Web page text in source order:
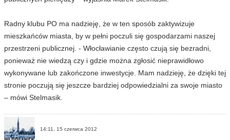
Radny klubu PO ma nadzieję, że w ten sposób zaktywizuje
mieszkańców miasta, by w pełni poczuli się gospodarzami naszej
przestrzeni publicznej. - Włocławianie często czują się bezradni,
ponieważ nie wiedzą czy i gdzie można zgłosić nieprawidłowo
wykonywane lub zakończone inwestycje. Mam nadzieję, że dzięki tej
stronie poczują się jeszcze bardziej odpowiedzialni za swoje miasto
– mówi Stelmasik.
14:11, 15 czerwca 2012